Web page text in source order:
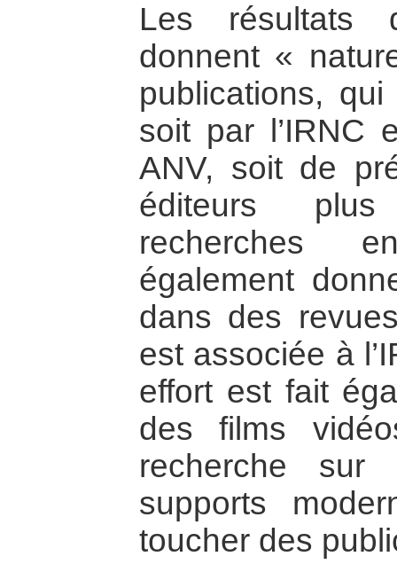
Les résultats
donnent «
publications,
soit par l’IRNC
ANV, soit de
éditeurs
recherches
également
dans des
est associée à
effort est fait
des films
recherche sur
supports
toucher des